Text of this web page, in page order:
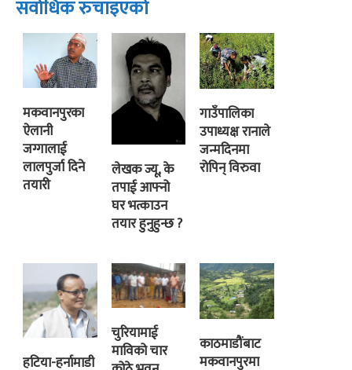
सर्वाधिक रुचाइएको
मकवानपुरका
ऐलानी
जग्गालाई
लालपुर्जा दिने
तयारी
लेखक ज्यू, के
तपाई आफ्नो
घर भत्काउन
तयार हुनुहुन्छ ?
गाउँपालिका
उपाध्यक्ष रानाले
जन्मदिनमा
रोपिन् विरुवा
हटिया-हर्नामाडी
चुरियामाई
माविको चार
काठमाडौंबाट
मकवानपुरमा